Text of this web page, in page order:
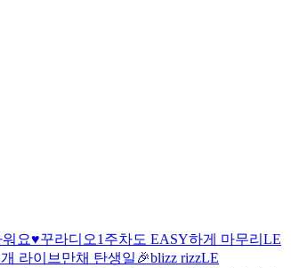
워요♥️꾸라디오1주차도 EASY하게 마무리 LE
라이브 만채 탄생일🎉blizz rizzLE